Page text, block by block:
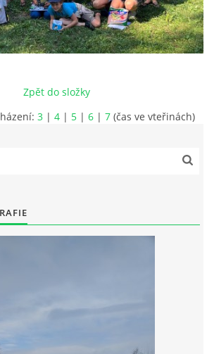
MO ČRS
RYBÁŘSKEHO SVAZU
Zpět do složky
3 | 4 | 5 | 6 | 7 (čas ve vteřinách)